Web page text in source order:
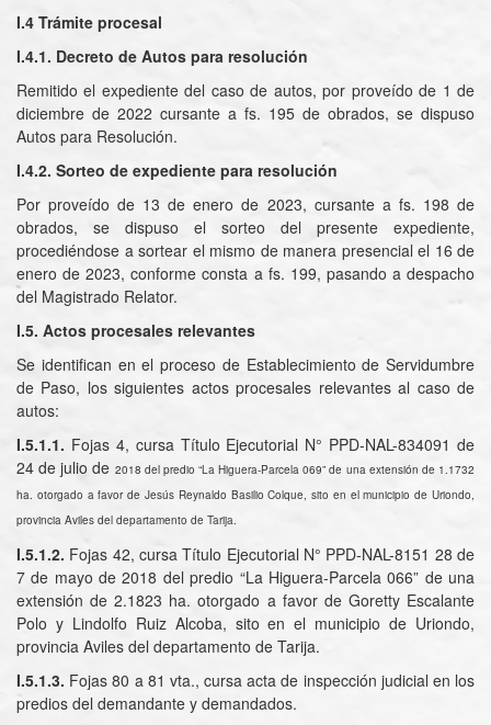
I.4 Trámite procesal
I.4.1. Decreto de Autos para resolución
Remitido el expediente del caso de autos, por proveído de 1 de
diciembre de 2022 cursante a fs. 195 de obrados, se dispuso
Autos para Resolución.
I.4.2. Sorteo de expediente para resolución
Por proveído de 13 de enero de 2023, cursante a fs. 198 de
obrados, se dispuso el sorteo del presente expediente,
procediéndose a sortear el mismo de manera presencial el 16 de
enero de 2023, conforme consta a fs. 199, pasando a despacho
del Magistrado Relator.
I.5. Actos procesales relevantes
Se identifican en el proceso de Establecimiento de Servidumbre
de Paso, los siguientes actos procesales relevantes al caso de
autos:
I.5.1.1. Fojas 4, cursa Título Ejecutorial N° PPD-NAL-834091 de
24 de julio de 2018 del predio “La Higuera-Parcela 069” de una extensión de 1.1732
ha. otorgado a favor de Jesús Reynaldo Basilio Colque, sito en el municipio de Uriondo,
provincia Aviles del departamento de Tarija.
I.5.1.2. Fojas 42, cursa Título Ejecutorial N° PPD-NAL-8151 28 de
7 de mayo de 2018 del predio “La Higuera-Parcela 066” de una
extensión de 2.1823 ha. otorgado a favor de Goretty Escalante
Polo y Lindolfo Ruiz Alcoba, sito en el municipio de Uriondo,
provincia Aviles del departamento de Tarija.
I.5.1.3. Fojas 80 a 81 vta., cursa acta de inspección judicial en los
predios del demandante y demandados.